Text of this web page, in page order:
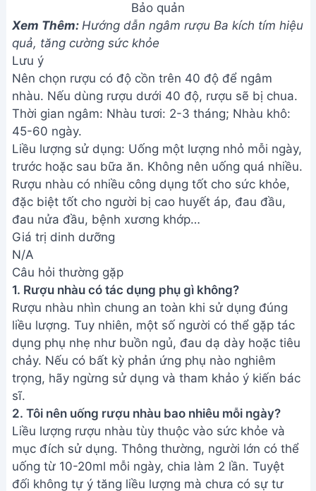
Bảo quản
Xem Thêm: Hướng dẫn ngâm rượu Ba kích tím hiệu
quả, tăng cường sức khỏe
Lưu ý
Nên chọn rượu có độ cồn trên 40 độ để ngâm
nhàu. Nếu dùng rượu dưới 40 độ, rượu sẽ bị chua.
Thời gian ngâm: Nhàu tươi: 2-3 tháng; Nhàu khô:
45-60 ngày.
Liều lượng sử dụng: Uống một lượng nhỏ mỗi ngày,
trước hoặc sau bữa ăn. Không nên uống quá nhiều.
Rượu nhàu có nhiều công dụng tốt cho sức khỏe,
đặc biệt tốt cho người bị cao huyết áp, đau đầu,
đau nửa đầu, bệnh xương khớp…
Giá trị dinh dưỡng
N/A
Câu hỏi thường gặp
1. Rượu nhàu có tác dụng phụ gì không?
Rượu nhàu nhìn chung an toàn khi sử dụng đúng
liều lượng. Tuy nhiên, một số người có thể gặp tác
dụng phụ nhẹ như buồn ngủ, đau dạ dày hoặc tiêu
chảy. Nếu có bất kỳ phản ứng phụ nào nghiêm
trọng, hãy ngừng sử dụng và tham khảo ý kiến bác
sĩ.
2. Tôi nên uống rượu nhàu bao nhiêu mỗi ngày?
Liều lượng rượu nhàu tùy thuộc vào sức khỏe và
mục đích sử dụng. Thông thường, người lớn có thể
uống từ 10-20ml mỗi ngày, chia làm 2 lần. Tuyệt
đối không tự ý tăng liều lượng mà chưa có sự tư